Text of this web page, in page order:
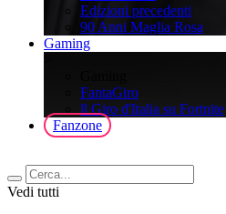
Edizioni precedenti
90 Anni Maglia Rosa
Gaming
FantaGiro
ll Giro d'Italia su Fortnite
Fanzone
Vedi tutti